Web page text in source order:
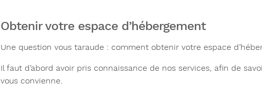
Obtenir votre espace d’hébergement
Une question vous taraude : comment obtenir votre espace
Il faut d’abord avoir pris connaissance de nos services, afin de
vous convienne.